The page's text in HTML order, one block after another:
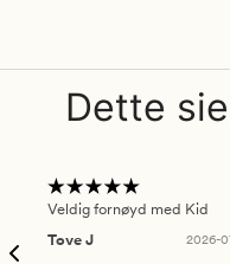
Dette
Veldig fornøyd med Kid
Tove J
2026-